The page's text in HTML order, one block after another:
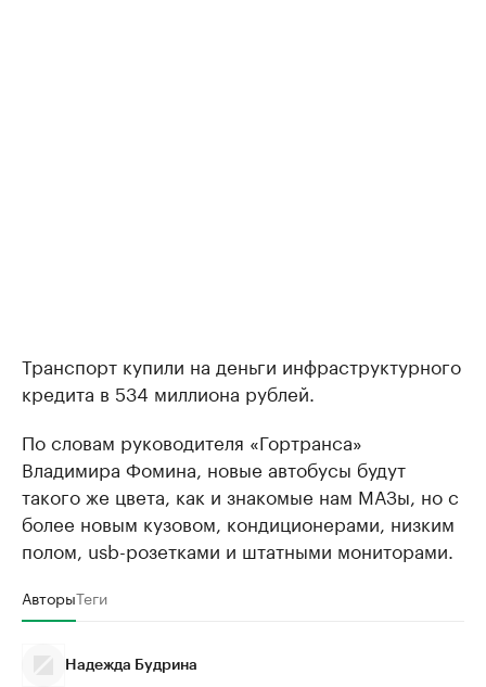
Транспорт купили на деньги инфраструктурного
кредита в 534 миллиона рублей.
По словам руководителя «Гортранса»
Владимира Фомина, новые автобусы будут
такого же цвета, как и знакомые нам МАЗы, но с
более новым кузовом, кондиционерами, низким
полом, usb-розетками и штатными мониторами.
АвторыТеги
Надежда Будрина